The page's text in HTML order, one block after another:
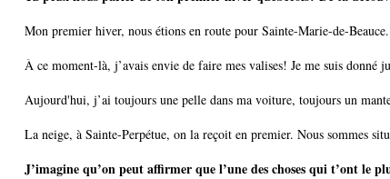
Mon premier hiver, nous étions en route pour Sainte-Marie-de-
À ce moment-là, j’avais envie de faire mes valises! Je me suis donné
Aujourd'hui, j’ai toujours une pelle dans ma voiture, toujours un
La neige, à Sainte-Perpétue, on la reçoit en premier. Nous sommes
J’imagine qu’on peut affirmer que l’une des choses qui t’ont le